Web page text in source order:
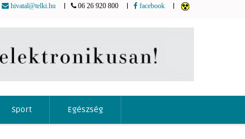
hivatal@telki.hu 06 26 920 800 facebook
Sport Egészség